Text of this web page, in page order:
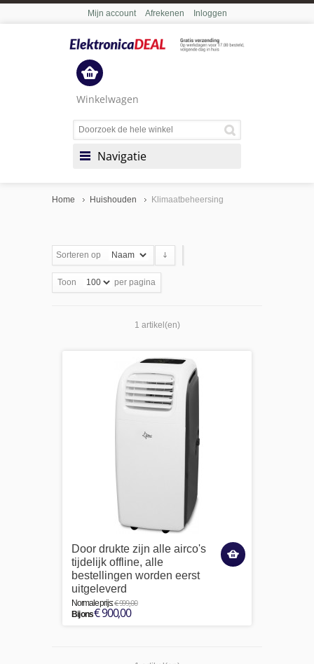
Mijn account Afrekenen Inloggen
Winkelwagen
Navigatie
Home Huishouden Klimaatbeheersing
Sorteren op
Toon per pagina
1 artikel(en)
Door drukte zijn alle airco's
tijdelijk offline, alle
bestellingen worden eerst
uitgeleverd
Normale prijs:€ 999,00
Bij ons€ 900,00